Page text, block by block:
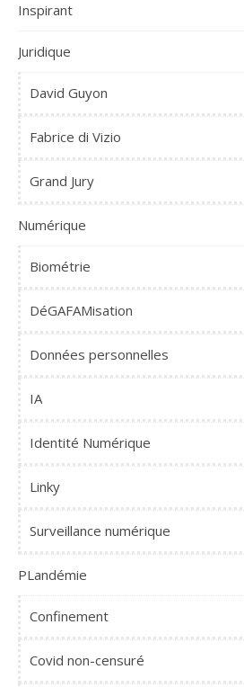
Inspirant
Juridique
David Guyon
Fabrice di Vizio
Grand Jury
Numérique
Biométrie
DéGAFAMisation
Données personnelles
IA
Identité Numérique
Linky
Surveillance numérique
PLandémie
Confinement
Covid non-censuré